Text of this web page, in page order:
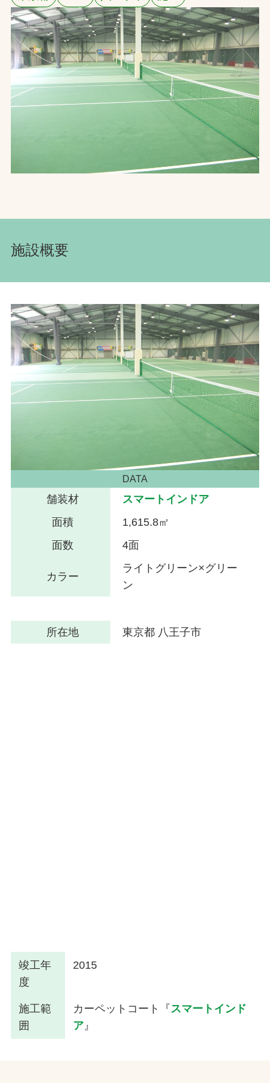
お問合せ
お取引先の皆様へ
プライバシーポリシー
ソーシャルメディアポリシー
施設概要
DATA
舗装材
スマートインドア
面積
1,615.8㎡
面数
4面
カラー
ライトグリーン×グリー
ン
所在地 東京都 八王子市
竣工年
度
2015
施工範
囲
カーペットコート『 スマートインド
ア 』